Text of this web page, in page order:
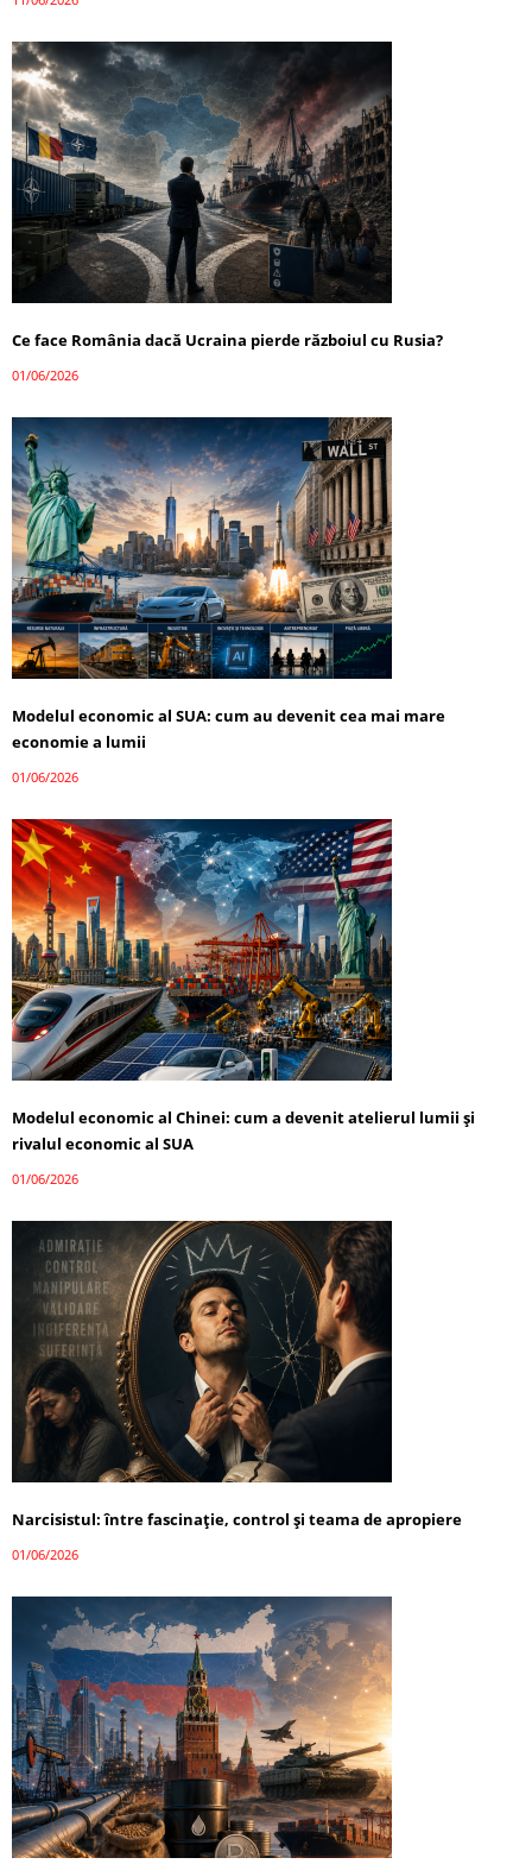
Ce face România dacă Ucraina pierde războiul cu Rusia?
01/06/2026
Modelul economic al SUA: cum au devenit cea mai mare
economie a lumii
01/06/2026
Modelul economic al Chinei: cum a devenit atelierul lumii și
rivalul economic al SUA
01/06/2026
Narcisistul: între fascinație, control și teama de apropiere
01/06/2026